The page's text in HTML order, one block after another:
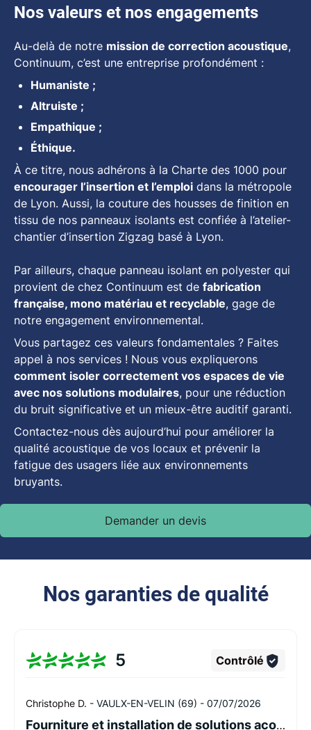
Nos valeurs et nos engagements
Au-delà de notre mission de correction acoustique,
Continuum, c’est une entreprise profondément :
Humaniste ;
Altruiste ;
Empathique ;
Éthique.
À ce titre, nous adhérons à la Charte des 1000 pour
encourager l’insertion et l’emploi dans la métropole
de Lyon. Aussi, la couture des housses de finition en
tissu de nos panneaux isolants est confiée à l’atelier-
chantier d’insertion Zigzag basé à Lyon.
Par ailleurs, chaque panneau isolant en polyester qui
provient de chez Continuum est de fabrication
française, mono matériau et recyclable, gage de
notre engagement environnemental.
Vous partagez ces valeurs fondamentales ? Faites
appel à nos services ! Nous vous expliquerons
comment isoler correctement vos espaces de vie
avec nos solutions modulaires, pour une réduction
du bruit significative et un mieux-être auditif garanti.
Contactez-nous dès aujourd’hui pour améliorer la
qualité acoustique de vos locaux et prévenir la
fatigue des usagers liée aux environnements
bruyants.
Demander un devis
Nos garanties de qualité
5 Contrôlé
Christophe D. - VAULX-EN-VELIN (69) - 07/07/2026
Fourniture et installation de solutions acoustiques